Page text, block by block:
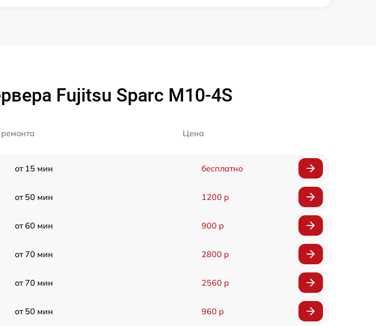
Fujitsu Sparc M10-4S
Цена
от 15 мин бесплатно
от 50 мин 1200 р
от 60 мин 900 р
от 70 мин 2800 р
от 70 мин 2560 р
от 50 мин 960 р